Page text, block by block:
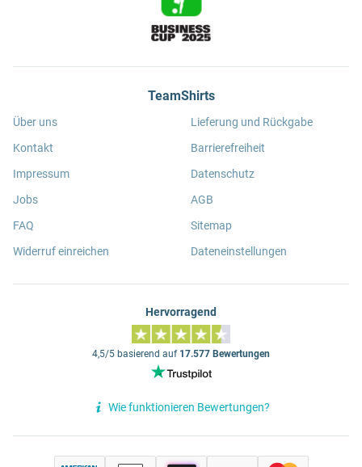
TeamShirts
Über uns
Kontakt
Impressum
Jobs
FAQ
Widerruf einreichen
Lieferung und Rückgabe
Barrierefreiheit
Datenschutz
AGB
Sitemap
Dateneinstellungen
Hervorragend
4,5/5 basierend auf 17.577 Bewertungen
Wie funktionieren Bewertungen?